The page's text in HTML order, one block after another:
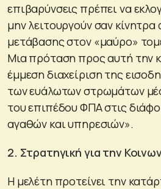
επιβαρύνσεις πρέπει να
μην λειτουργούν σαν
μετάβασης στον «μαύρο»
Μια πρόταση προς αυτή την
έμμεση διαχείριση της
των ευάλωτων στρωμάτων
του επιπέδου ΦΠΑ στις
αγαθών και υπηρεσιών».
2. Στρατηγική για την
Η μελέτη προτείνει την